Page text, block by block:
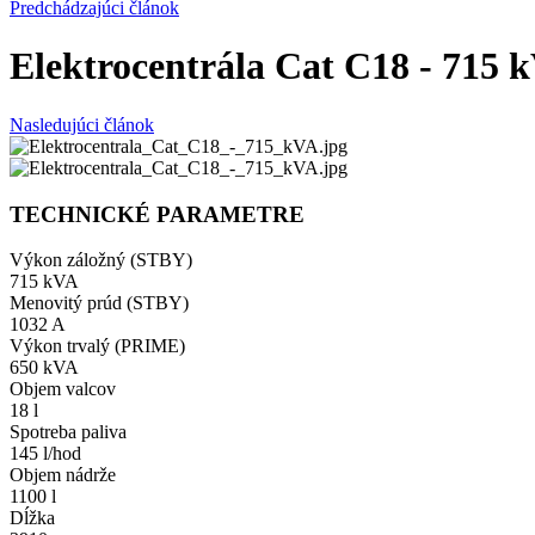
Predchádzajúci článok
Elektrocentrála Cat C18 - 715
Nasledujúci článok
TECHNICKÉ PARAMETRE
Výkon záložný (STBY)
715 kVA
Menovitý prúd (STBY)
1032 A
Výkon trvalý (PRIME)
650 kVA
Objem valcov
18 l
Spotreba paliva
145 l/hod
Objem nádrže
1100 l
Dĺžka